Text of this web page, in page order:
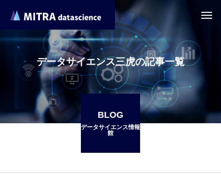
データサイエンス三虎の記事一覧
BLOG
データサイエンス情報
館